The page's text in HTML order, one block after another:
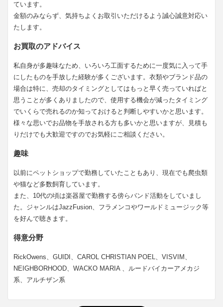
ています。
金額のみならず、気持ちよくお取引いただけるよう誠心誠意対応い
たします。
お買取のアドバイス
私自身が多趣味なため、いろいろ工面するために一度気に入って手
にしたものを手放した経験が多くございます。衣類やブランド品の
場合は特に、売却のタイミングとしてはもっと早く売っていればと
思うことが多くありましたので、使用する機会が減ったタイミング
でいくらで売れるのか知っておけると判断しやすいかと思います。
様々な思いでお品物を手放される方も多いかと思いますが、見積も
りだけでも大歓迎ですのでお気軽にご相談ください。
趣味
以前にペットショップで勤務していたこともあり、現在でも爬虫類
や猫など多数飼育しています。
また、10代の頃は楽器屋で勤務する傍らバンド活動をしていまし
た。ジャンルはJazzFusion、フラメンコやワールドミュージック等
を好んで聴きます。
得意分野
RickOwens、GUIDI、CAROL CHRISTIAN POEL、VISVIM、
NEIGHBORHOOD、WACKO MARIA 、ルードバイカーアメカジ
系、アルチザン系